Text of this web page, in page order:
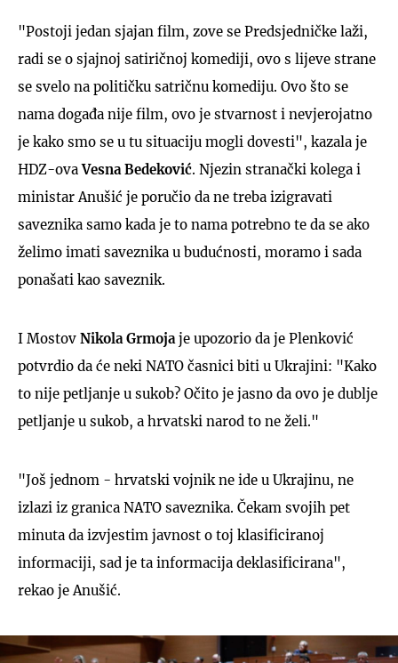
"Postoji jedan sjajan film, zove se Predsjedničke laži,
radi se o sjajnoj satiričnoj komediji, ovo s lijeve strane
se svelo na političku satričnu komediju. Ovo što se
nama događa nije film, ovo je stvarnost i nevjerojatno
je kako smo se u tu situaciju mogli dovesti", kazala je
HDZ-ovaVesna Bedeković. Njezin stranački kolega i
ministar Anušić je poručio da ne treba izigravati
saveznika samo kada je to nama potrebno te da se ako
želimo imati saveznika u budućnosti, moramo i sada
ponašati kao saveznik.
I Mostov Nikola Grmojaje upozorio da je Plenković
potvrdio da će neki NATO časnici biti u Ukrajini: "Kako
to nije petljanje u sukob? Očito je jasno da ovo je dublje
petljanje u sukob, a hrvatski narod to ne želi."
"Još jednom - hrvatski vojnik ne ide u Ukrajinu, ne
izlazi iz granica NATO saveznika. Čekam svojih pet
minuta da izvjestim javnost o toj klasificiranoj
informaciji, sad je ta informacija deklasificirana",
rekao je Anušić.
UKLJUČITE NOTIFIKACIJE